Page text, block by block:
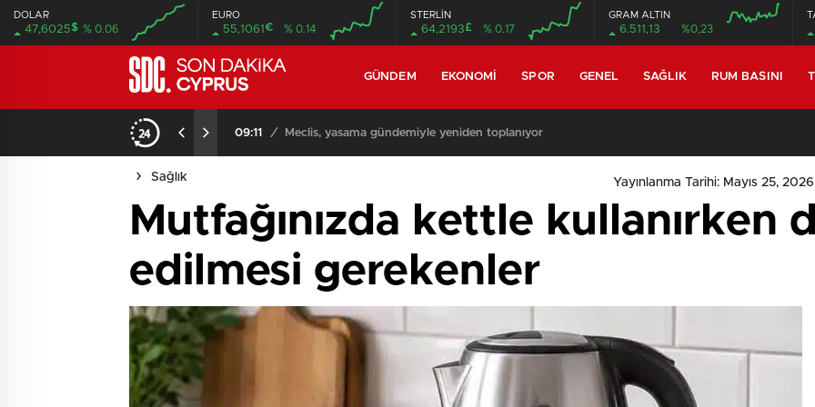
DOLAR
47,6025$ % 0.06
EURO
55,1061€ % 0.14
STERLİN
64,2193£ % 0.17
GRAM ALTIN
6.511,13 %0,23
GÜNDEM EKONOMI SPOR GENEL SAĞLIK RUM BASINI
09:11 / Meclis, yasama gündemiyle yeniden toplanıyor
Sağlık Yayınlanma Tarihi: Mayıs 25, 2026
Mutfağınızda kettle kullanırken
edilmesi gerekenler